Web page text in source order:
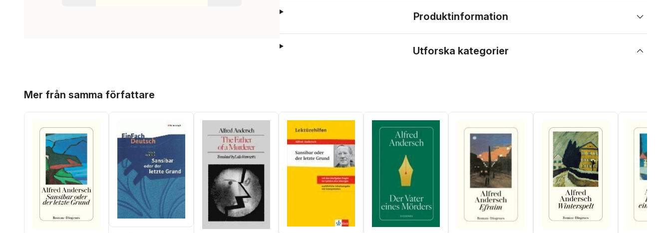
Produktinformation
Utforska kategorier
Mer från samma författare